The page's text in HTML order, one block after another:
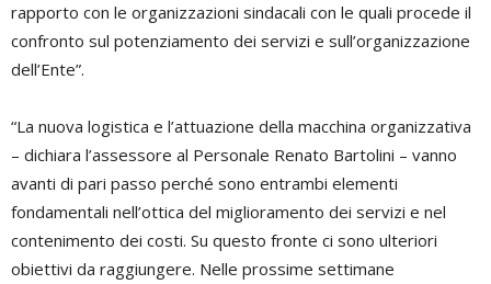
rapporto con le organizzazioni sindacali con le quali procede il
confronto sul potenziamento dei servizi e sull’organizzazione
dell’Ente”.
“La nuova logistica e l’attuazione della macchina organizzativa
– dichiara l’assessore al Personale Renato Bartolini – vanno
avanti di pari passo perché sono entrambi elementi
fondamentali nell’ottica del miglioramento dei servizi e nel
contenimento dei costi. Su questo fronte ci sono ulteriori
obiettivi da raggiungere. Nelle prossime settimane